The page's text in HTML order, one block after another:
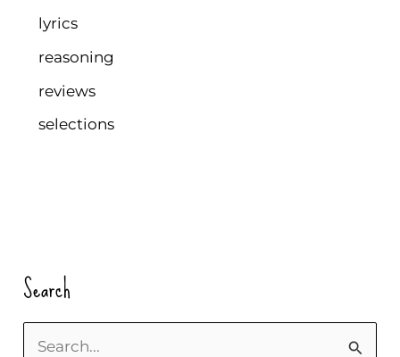
lyrics
reasoning
reviews
selections
Search